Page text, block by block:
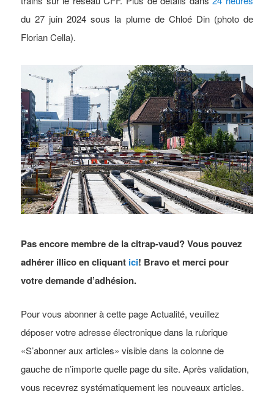
du 27 juin 2024 sous la plume de Chloé Din (photo de
Florian Cella).
Pas encore membre de la citrap-vaud? Vous pouvez
adhérer illico en cliquant ici! Bravo et merci pour
votre demande d’adhésion.
Pour vous abonner à cette page Actualité, veuillez
déposer votre adresse électronique dans la rubrique
«S’abonner aux articles» visible dans la colonne de
gauche de n’importe quelle page du site. Après validation,
vous recevrez systématiquement les nouveaux articles.